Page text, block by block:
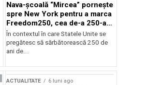
Nava-școală “Mircea” pornește
spre New York pentru a marca
Freedom250, cea de-a 250-a
aniversare a Statelor Unite
În contextul în care Statele Unite se
pregătesc să sărbătorească 250 de
ani de...
ACTUALITATE 6 luni ago